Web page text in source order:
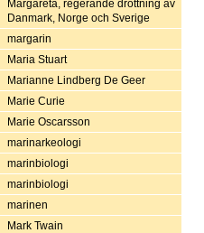
Margareta, regerande drottning av
Danmark, Norge och Sverige
margarin
Maria Stuart
Marianne Lindberg De Geer
Marie Curie
Marie Oscarsson
marinarkeologi
marinbiologi
marinbiologi
marinen
Mark Twain